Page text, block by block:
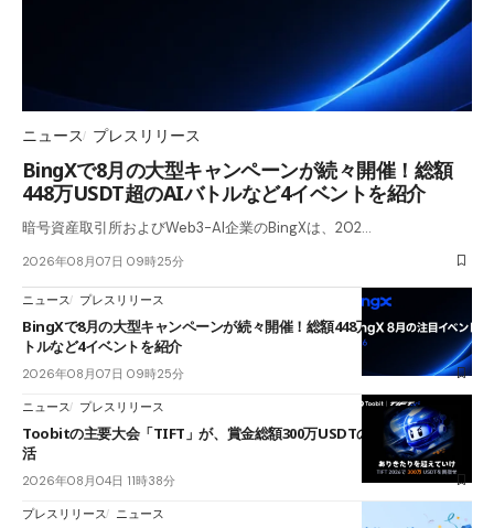
ニュース プレスリリース
BingXで8月の大型キャンペーンが続々開催！総額
448万USDT超のAIバトルなど4イベントを紹介
暗号資産取引所およびWeb3-AI企業のBingXは、202…
2026年08月07日 09時25分
ニュース プレスリリース
BingXで8月の大型キャンペーンが続々開催！総額448万USDT超のAIバ
トルなど4イベントを紹介
2026年08月07日 09時25分
ニュース プレスリリース
Toobitの主要大会「TIFT」が、賞金総額300万USDTのレースとして復
活
2026年08月04日 11時38分
プレスリリース ニュース